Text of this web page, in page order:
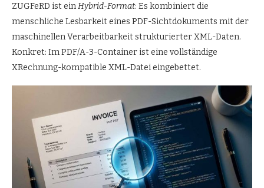
ZUGFeRD ist einHybrid-Format: Es kombiniert die
menschliche Lesbarkeit eines PDF-Sichtdokuments mit der
maschinellen Verarbeitbarkeit strukturierter XML-Daten.
Konkret: Im PDF/A-3-Container ist eine vollständige
XRechnung-kompatible XML-Datei eingebettet.